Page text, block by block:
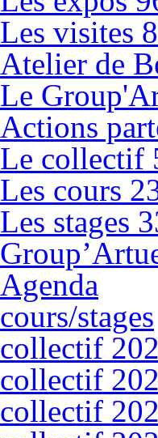
Les visites
Atelier de
Le
Actions
Le collectif
Les cours
Les stages
Agenda
cours/stages
collectif
collectif
collectif